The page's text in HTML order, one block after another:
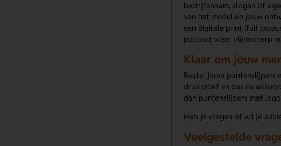
bedrijfsnaam, slogan of
van het model en jouw
een digitale print (full
potlood weer vlijmscherp
Klaar om jouw
Bestel jouw puntenslijpers
drukproef en pas na
dan puntenslijpers met
Heb je vragen of wil je
Veelgestelde